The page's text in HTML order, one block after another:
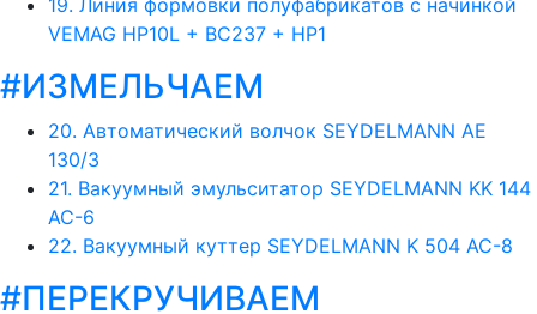
VEMAG HP10L + BC237 + HP1
#ИЗМЕЛЬЧАЕМ
20. Автоматический волчок SEYDELMANN AE
130/3
21. Вакуумный эмульситатор SEYDELMANN KK 144
AC-6
22. Вакуумный куттер SEYDELMANN K 504 AC-8
#ПЕРЕКРУЧИВАЕМ